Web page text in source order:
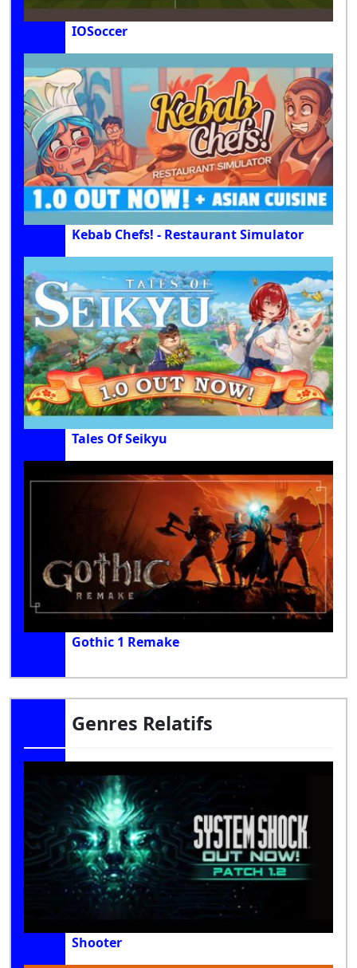
IOSoccer
Kebab Chefs! - Restaurant Simulator
Tales Of Seikyu
Gothic 1 Remake
Genres Relatifs
Shooter